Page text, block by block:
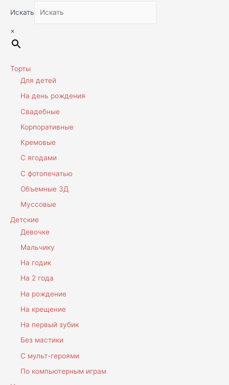
Искать
×
Торты
Для детей
На день рождения
Свадебные
Корпоративные
Кремовые
С ягодами
С фотопечатью
Объемные 3Д
Муссовые
Детские
Девочке
Мальчику
На годик
На 2 года
На рождение
На крещение
На первый зубик
Без мастики
С мульт-героями
По компьютерным играм